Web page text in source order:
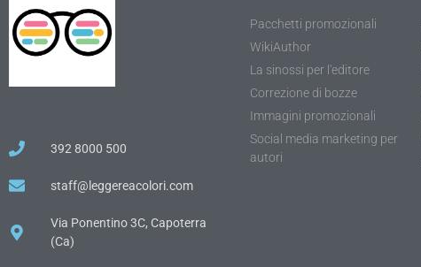
392 8000 500
staff@leggereacolori.com
Via Ponentino 3C, Capoterra
(Ca)
Pacchetti promozionali
WikiAuthor
La sinossi per l'editore
Correzione di bozze
Immagini promozionali
Social media marketing per
autori